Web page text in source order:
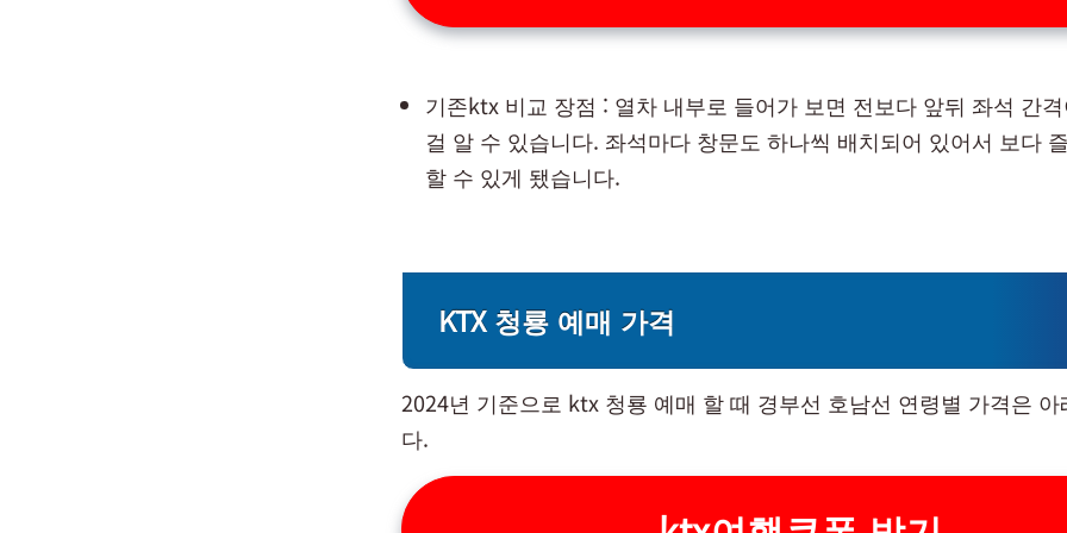
기존ktx 비교 장점 : 열차 내부로 들어가 보면 전보다 앞뒤 좌석 간
걸 알 수 있습니다. 좌석마다 창문도 하나씩 배치되어 있어서 보다
할 수 있게 됐습니다.
KTX 청룡 예매 가격
2024년 기준으로 ktx 청룡 예매 할 때 경부선 호남선 연령별 가격은
다.